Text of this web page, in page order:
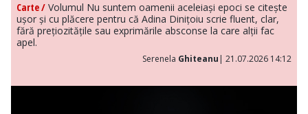
Carte / Volumul Nu suntem oamenii aceleiași epoci se citește
ușor și cu plăcere pentru că Adina Dinițoiu scrie fluent, clar,
fără prețiozitățile sau exprimările absconse la care alții fac
apel.
Serenela Ghiteanu | 21.07.2026 14:12